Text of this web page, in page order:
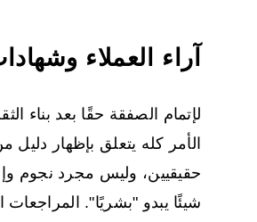
آراء العملاء
لإتمام الصفقة حقًا بعد بناء
الأمر كله يتعلق بإظهار
حقيقيين، وليس مجرد نجوم
شيئًا يبدو "بشريًا". المراجعات